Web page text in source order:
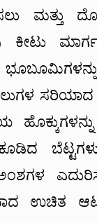
ಮತ್ತು
ಕೀಟು
ಉಚಿತ